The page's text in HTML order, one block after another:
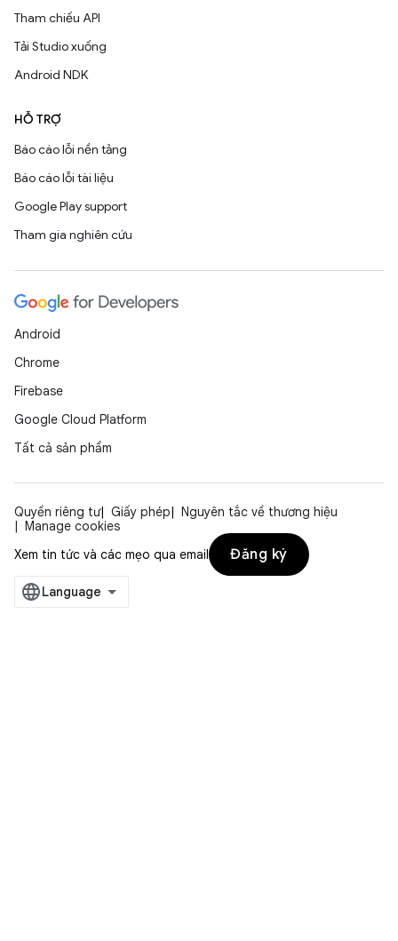
Tham chiếu API
Tải Studio xuống
Android NDK
HỖ TRỢ
Báo cáo lỗi nền tảng
Báo cáo lỗi tài liệu
Google Play support
Tham gia nghiên cứu
Android
Chrome
Firebase
Google Cloud Platform
Tất cả sản phẩm
Quyền riêng tư Giấy phép
Nguyên tắc về thương hiệu
Manage cookies
Xem tin tức và các mẹo qua email
Đăng ký